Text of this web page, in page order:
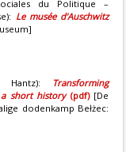
du Politique –
Le musée d’Auschwitz
Hantz):
Transforming
a short history(pdf)[De
dodenkamp Bełżec: